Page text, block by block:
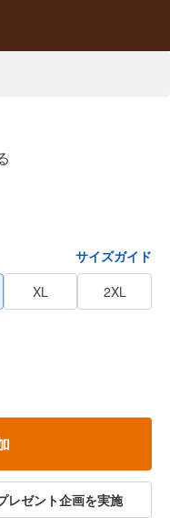
サイズガイド
XL
2XL
レゼント企画を実施